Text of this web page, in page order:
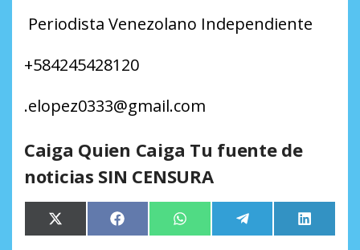
Periodista Venezolano Independiente
+584245428120
.elopez0333@gmail.com
Caiga Quien Caiga Tu fuente de
noticias SIN CENSURA
Compartir
en
X
(Twitter)
Compartir
en
Facebook Compartir
en
WhatsApp Compartir
en
Telegram
en
LinkedIn